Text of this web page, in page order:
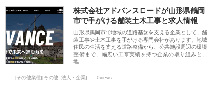
株式会社アドバンスロードが山形県鶴岡
市で手がける舗装土木工事と求人情報
山形県鶴岡市で地域の道路基盤を支える企業として、舗
装工事や土木工事を手がける専門会社があります。地域
住民の生活を支える道路整備から、公共施設周辺の環境
整備まで、幅広い工事実績を持つ企業の取り組みと、
地…
[その他業種][その他_法人・企業] 0views